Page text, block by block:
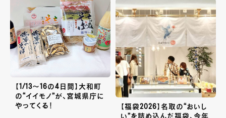
【1/13～16の4日間】大和町
の“イイモノ”が、宮城県庁に
やってくる！
【福袋2026】名取の“おいし